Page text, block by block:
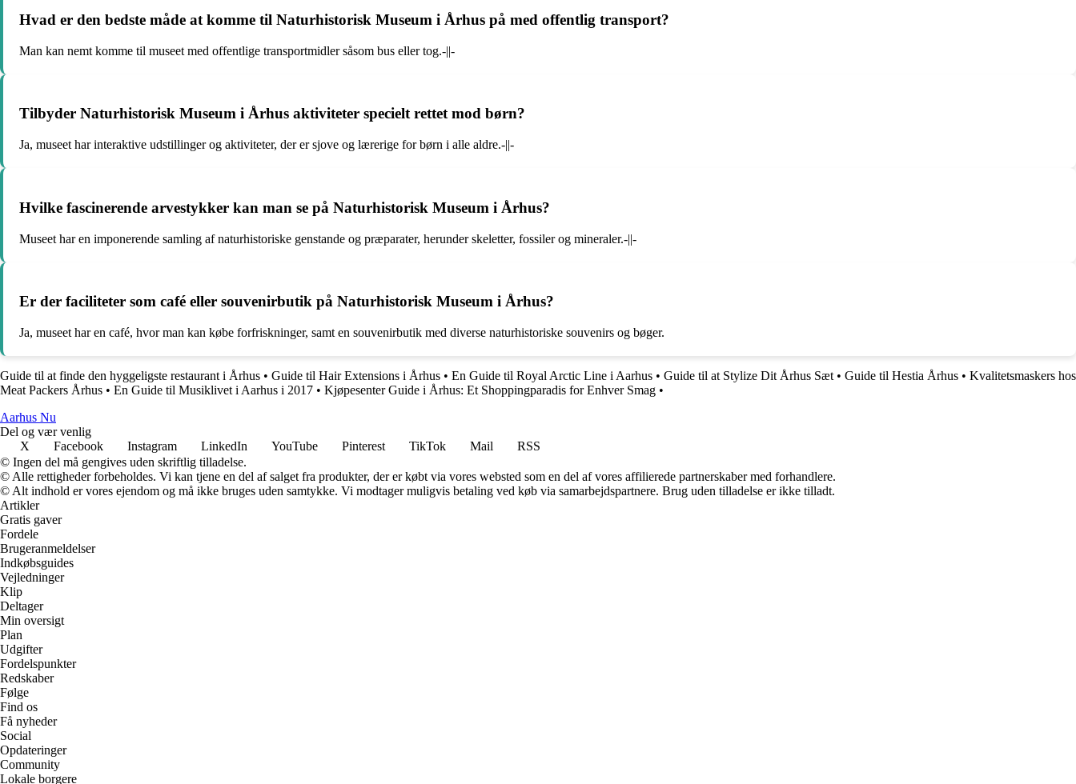
Hvad er den bedste måde at komme til Naturhistorisk Museum i Århus på med offentlig transport?
Man kan nemt komme til museet med offentlige transportmidler såsom bus eller tog.-||-
Tilbyder Naturhistorisk Museum i Århus aktiviteter specielt rettet mod børn?
Ja, museet har interaktive udstillinger og aktiviteter, der er sjove og lærerige for børn i alle aldre.-||-
Hvilke fascinerende arvestykker kan man se på Naturhistorisk Museum i Århus?
Museet har en imponerende samling af naturhistoriske genstande og præparater, herunder skeletter, fossiler og mineraler.-||-
Er der faciliteter som café eller souvenirbutik på Naturhistorisk Museum i Århus?
Ja, museet har en café, hvor man kan købe forfriskninger, samt en souvenirbutik med diverse naturhistoriske souvenirs og bøger.
Guide til at finde den hyggeligste restaurant i Århus • Guide til Hair Extensions i Århus • En Guide til Royal Arctic Line i Aarhus • Guide til at Stylize Dit Århus Sæt • Guide til Hestia Århus • Kvalitetsmaskers hos
Meat Packers Århus • En Guide til Musiklivet i Aarhus i 2017 • Kjøpesenter Guide i Århus: Et Shoppingparadis for Enhver Smag •
Aarhus Nu
Del og vær venlig
X
Facebook Instagram LinkedIn YouTube Pinterest TikTok Mail
RSS
© Ingen del må gengives uden skriftlig tilladelse.
© Alle rettigheder forbeholdes. Vi kan tjene en del af salget fra produkter, der er købt via vores websted som en del af vores affilierede partnerskaber med forhandlere.
© Alt indhold er vores ejendom og må ikke bruges uden samtykke. Vi modtager muligvis betaling ved køb via samarbejdspartnere. Brug uden tilladelse er ikke tilladt.
Artikler
Gratis gaver
Fordele
Brugeranmeldelser
Indkøbsguides
Vejledninger
Klip
Deltager
Min oversigt
Plan
Udgifter
Fordelspunkter
Redskaber
Følge
Find os
Få nyheder
Social
Opdateringer
Community
Lokale borgere